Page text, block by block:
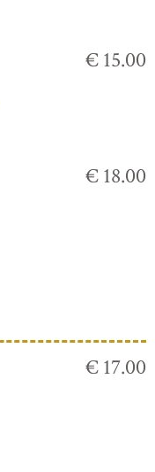
€ 15.00
€ 18.00
€ 17.00